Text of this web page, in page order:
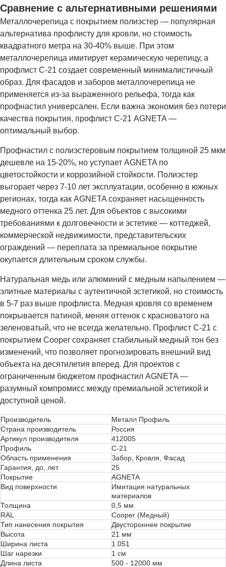
Сравнение с альтернативными решениями
Металлочерепица с покрытием полиэстер — популярная
альтернатива профлисту для кровли, но стоимость
квадратного метра на 30-40% выше. При этом
металлочерепица имитирует керамическую черепицу, а
профлист С-21 создает современный минималистичный
образ. Для фасадов и заборов металлочерепица не
применяется из-за выраженного рельефа, тогда как
профнастил универсален. Если важна экономия без потери
качества покрытия, профлист С-21 AGNETA —
оптимальный выбор.
Профнастил с полиэстеровым покрытием толщиной 25 мкм
дешевле на 15-20%, но уступает AGNETA по
цветостойкости и коррозийной стойкости. Полиэстер
выгорает через 7-10 лет эксплуатации, особенно в южных
регионах, тогда как AGNETA сохраняет насыщенность
медного оттенка 25 лет. Для объектов с высокими
требованиями к долговечности и эстетике — коттеджей,
коммерческой недвижимости, представительских
ограждений — переплата за премиальное покрытие
окупается длительным сроком службы.
Натуральная медь или алюминий с медным напылением —
элитные материалы с аутентичной эстетикой, но стоимость
в 5-7 раз выше профлиста. Медная кровля со временем
покрывается патиной, меняя оттенок с красноватого на
зеленоватый, что не всегда желательно. Профлист С-21 с
покрытием Cooper сохраняет стабильный медный тон без
изменений, что позволяет прогнозировать внешний вид
объекта на десятилетия вперед. Для проектов с
ограниченным бюджетом профнастил AGNETA —
разумный компромисс между премиальной эстетикой и
доступной ценой.
Производитель
Металл Профиль
Страна производитель
Россия
Артикул производителя
412005
Профиль
С-21
Область применения
Забор, Кровля, Фасад
Гарантия, до, лет
25
Покрытие
AGNETA
Вид поверхности
Имитация натуральных
материалов
Толщина
0,5 мм
RAL
Cooper (Медный)
Тип нанесения покрытия
Двустороннее покрытие
Высота
21 мм
Ширина листа
1.051
Шаг нарезки
1 см
Длина листа
500 - 12000 мм